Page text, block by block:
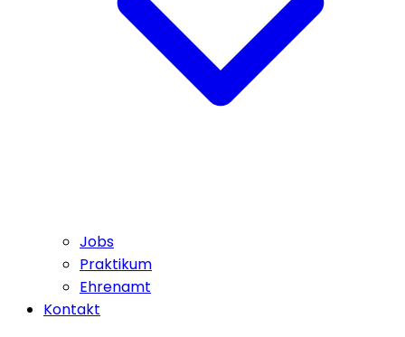
Jobs
Praktikum
Ehrenamt
Kontakt